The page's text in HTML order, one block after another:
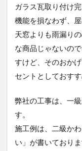
ガラス瓦取り付け
機能を損なわず、
天窓よりも雨漏り
な商品じゃないの
すけど、そのおか
セントとしておすす
弊社の工事は、一
す。
施工例は、二級か
い」が書いておりま